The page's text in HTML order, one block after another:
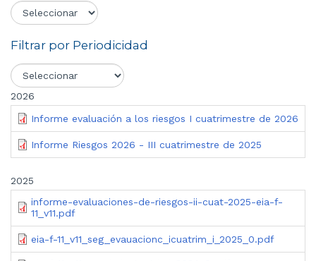
Filtrar por Periodicidad
2026
Informe evaluación a los riesgos I cuatrimestre de 2026
Informe Riesgos 2026 - III cuatrimestre de 2025
2025
informe-evaluaciones-de-riesgos-ii-cuat-2025-eia-f-
11_v11.pdf
eia-f-11_v11_seg_evauacionc_icuatrim_i_2025_0.pdf